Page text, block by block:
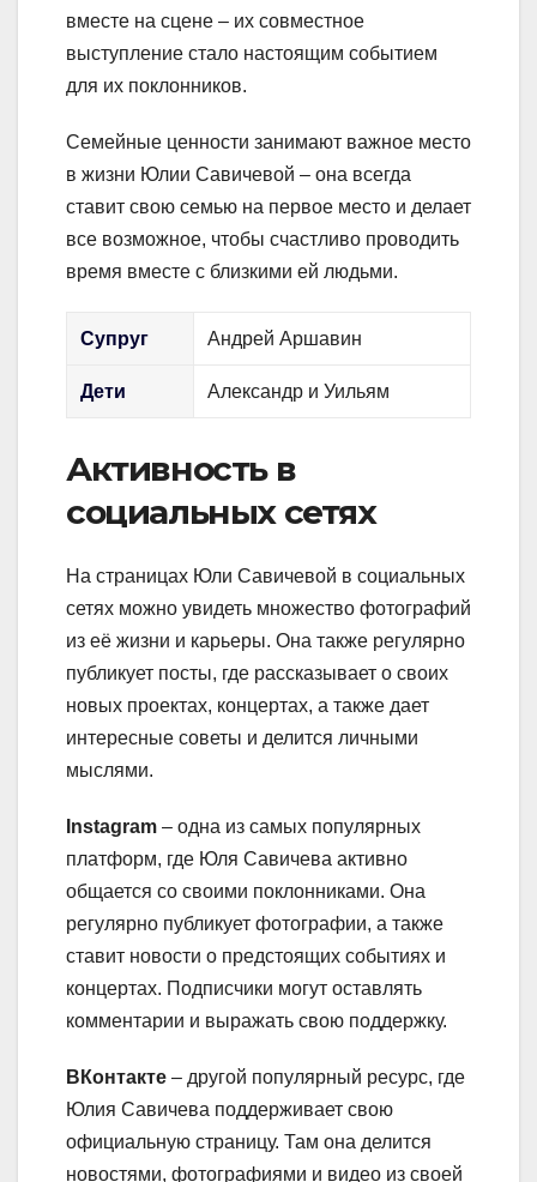
вместе на сцене – их совместное
выступление стало настоящим событием
для их поклонников.
Семейные ценности занимают важное место
в жизни Юлии Савичевой – она всегда
ставит свою семью на первое место и делает
все возможное, чтобы счастливо проводить
время вместе с близкими ей людьми.
Супруг Андрей Аршавин
Дети Александр и Уильям
Активность в
социальных сетях
На страницах Юли Савичевой в социальных
сетях можно увидеть множество фотографий
из её жизни и карьеры. Она также регулярно
публикует посты, где рассказывает о своих
новых проектах, концертах, а также дает
интересные советы и делится личными
мыслями.
Instagram – одна из самых популярных
платформ, где Юля Савичева активно
общается со своими поклонниками. Она
регулярно публикует фотографии, а также
ставит новости о предстоящих событиях и
концертах. Подписчики могут оставлять
комментарии и выражать свою поддержку.
ВКонтакте – другой популярный ресурс, где
Юлия Савичева поддерживает свою
официальную страницу. Там она делится
новостями, фотографиями и видео из своей